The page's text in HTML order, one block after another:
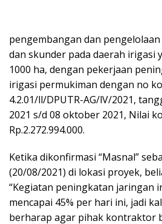
pengembangan dan
dan skunder pada daerah irigasi
1000 ha, dengan pekerjaan
irigasi permukiman dengan no
4.2.01/ll/DPUTR-AG/lV/2021,
2021 s/d 08 oktober 2021, Nilai
Rp.2.272.994.000.
Ketika dikonfirmasi “Masnal”
(20/08/2021) di lokasi proyek,
“Kegiatan peningkatan jaringan
mencapai 45% per hari ini, jadi
berharap agar pihak kontraktor